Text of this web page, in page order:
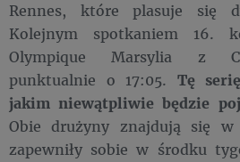
Rennes, które plasuje się
Kolejnym spotkaniem 16.
Olympique Marsylia z
punktualnie o 17:05.Tę
jakim niewątpliwie będzie
Obie drużyny znajdują się
zapewniły sobie w środku